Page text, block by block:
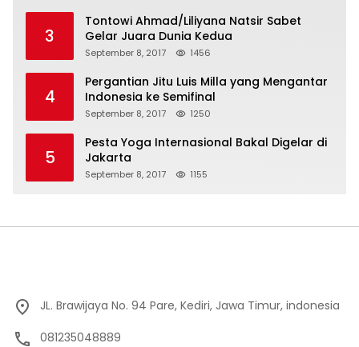
3
Tontowi Ahmad/Liliyana Natsir Sabet
Gelar Juara Dunia Kedua
September 8, 2017 1456
4
Pergantian Jitu Luis Milla yang Mengantar
Indonesia ke Semifinal
September 8, 2017 1250
5
Pesta Yoga Internasional Bakal Digelar di
Jakarta
September 8, 2017 1155
JL. Brawijaya No. 94 Pare, Kediri, Jawa Timur, indonesia
081235048889